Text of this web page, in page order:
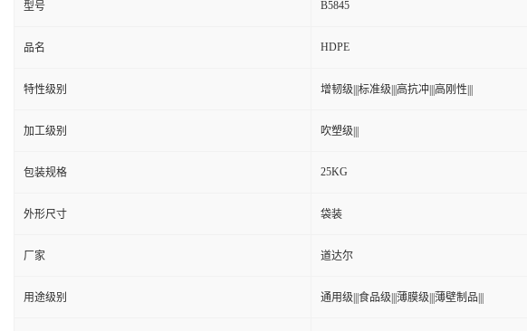
型号 B5845
品名 HDPE
特性级别 增韧级|||标准级|||高抗冲|||高刚性|||
加工级别 吹塑级|||
包装规格 25KG
外形尺寸 袋装
厂家 道达尔
用途级别 通用级|||食品级|||薄膜级|||薄壁制品|||